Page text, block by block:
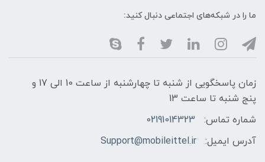
ما را در شبکه‌های اجتماعی دنبال کنید:
زمان پاسخگویی از شنبه تا چهارشنبه از ساعت 10 الی 17 و
پنج شنبه تا ساعت 13
شماره تماس:
02191014323
آدرس ایمیل:
Support@mobileittel.ir